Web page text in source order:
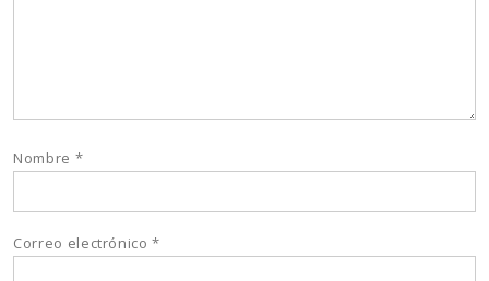
Nombre *
Correo electrónico*